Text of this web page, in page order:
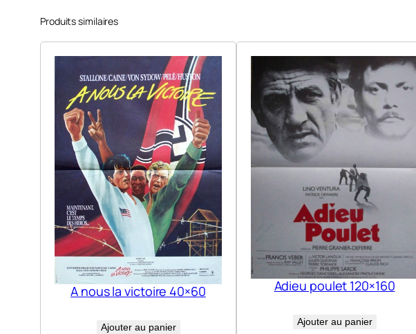
Produits similaires
A nous la victoire 40×60
Ajouter au panier
Adieu poulet 120×160
Ajouter au panier